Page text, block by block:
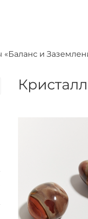
«Баланс и